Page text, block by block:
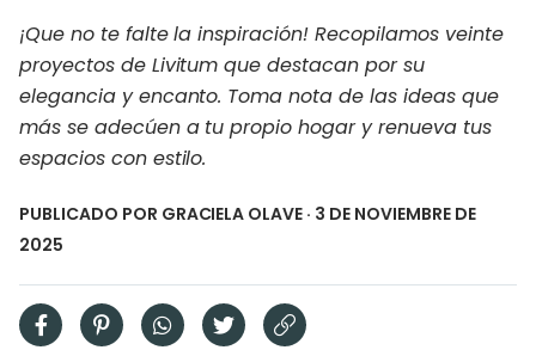
¡Que no te falte la inspiración! Recopilamos veinte
proyectos de Livitum que destacan por su
elegancia y encanto. Toma nota de las ideas que
más se adecúen a tu propio hogar y renueva tus
espacios con estilo.
PUBLICADO POR GRACIELA OLAVE · 3 DE NOVIEMBRE DE
2025